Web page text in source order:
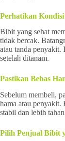
Perhatikan
Bibit yang sehat
tidak bercak.
atau tanda penyakit.
setelah ditanam.
Pastikan Bebas
Sebelum membeli,
hama atau
stabil dan lebih
Pilih Penjual Bibit